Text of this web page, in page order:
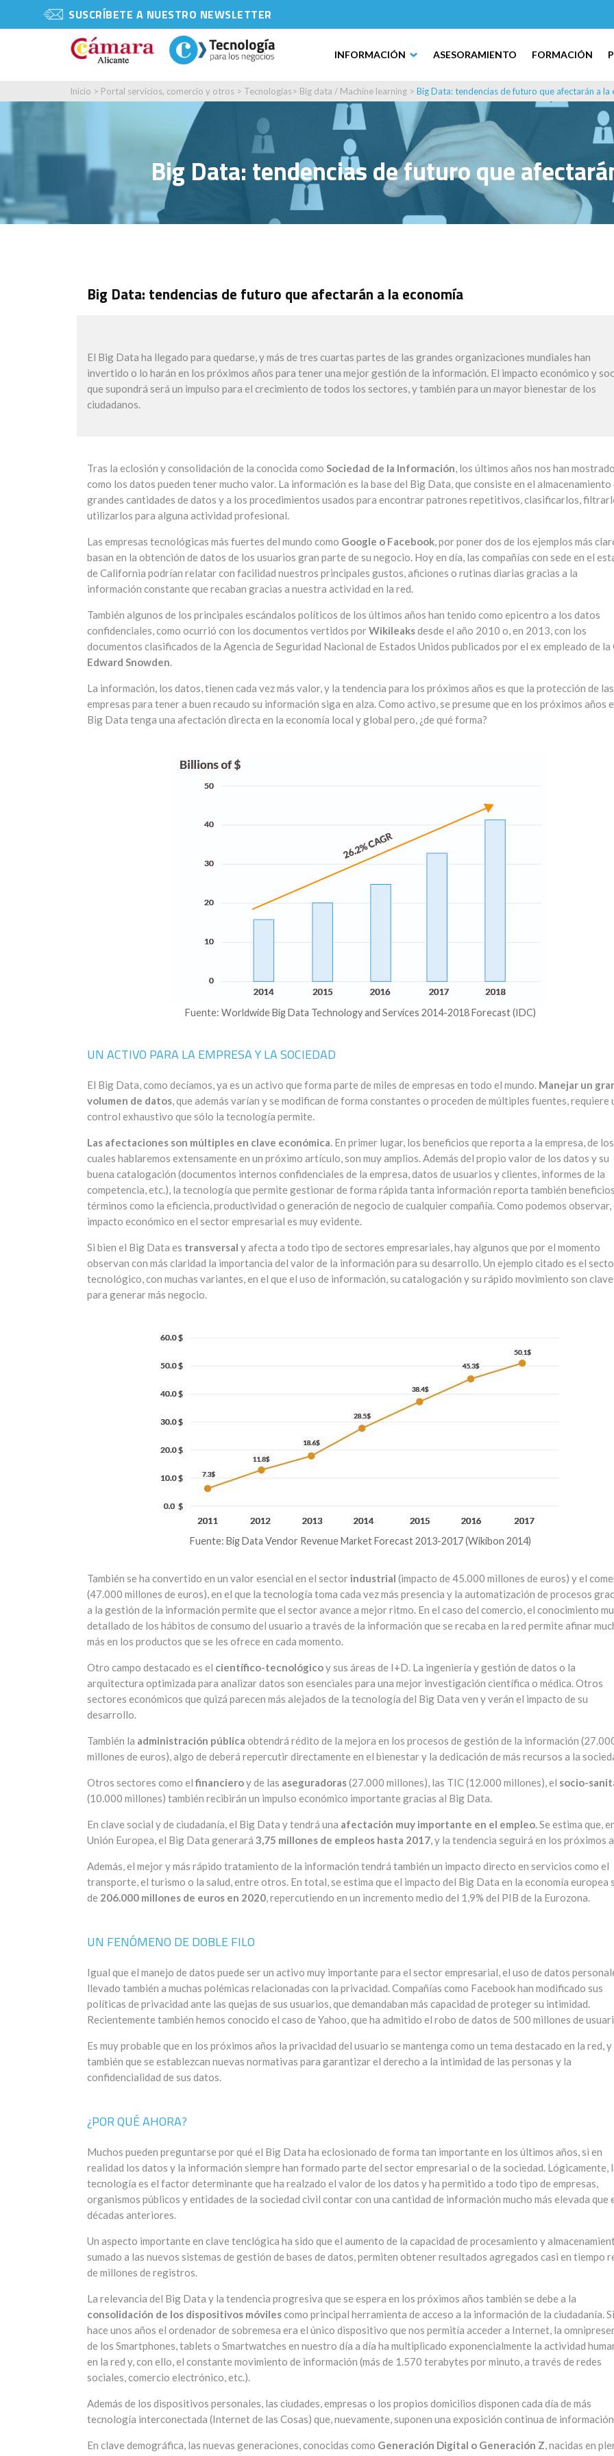
SUSCRÍBETE A NUESTRO NEWSLETTER
INFORMACIÓN ASESORAMIENTO FORMACIÓN
Inicio > Portal servicios, comercio y otros > Tecnologías> Big data / Machine learning > Big Data: tendencias de futuro que afectarán a la
Big Data: tendencias de futuro que
Big Data: tendencias de futuro que afectarán a la economía
El Big Data ha llegado para quedarse, y más de tres cuartas partes de las grandes organizaciones mundiales han
invertido o lo harán en los próximos años para tener una mejor gestión de la información. El impacto económico y
que supondrá será un impulso para el crecimiento de todos los sectores, y también para un mayor bienestar de los
ciudadanos.
Tras la eclosión y consolidación de la conocida como Sociedad de la Información, los últimos años nos han
como los datos pueden tener mucho valor. La información es la base del Big Data, que consiste en el almacenamiento
grandes cantidades de datos y a los procedimientos usados para encontrar patrones repetitivos, clasificarlos,
utilizarlos para alguna actividad profesional.
Las empresas tecnológicas más fuertes del mundo como Google o Facebook, por poner dos de los ejemplos más
basan en la obtención de datos de los usuarios gran parte de su negocio. Hoy en día, las compañías con sede en el
de California podrían relatar con facilidad nuestros principales gustos, aficiones o rutinas diarias gracias a la
información constante que recaban gracias a nuestra actividad en la red.
También algunos de los principales escándalos políticos de los últimos años han tenido como epicentro a los datos
confidenciales, como ocurrió con los documentos vertidos porWikileaksdesde el año 2010 o, en 2013, con los
documentos clasificados de la Agencia de Seguridad Nacional de Estados Unidos publicados por el ex empleado de la
Edward Snowden.
La información, los datos, tienen cada vez más valor, y la tendencia para los próximos años es que la protección de las
empresas para tener a buen recaudo su información siga en alza. Como activo, se presume que en los próximos años
Big Data tenga una afectación directa en la economía local y global pero, ¿de qué forma?
Fuente: Worldwide Big Data Technology and Services 2014-2018 Forecast (IDC)
UN ACTIVO PARA LA EMPRESA Y LA SOCIEDAD
El Big Data, como decíamos, ya es un activo que forma parte de miles de empresas en todo el mundo. Manejar un
volumen de datos, que además varían y se modifican de forma constantes o proceden de múltiples fuentes, requiere
control exhaustivo que sólo la tecnología permite.
Las afectaciones son múltiples en clave económica. En primer lugar, los beneficios que reporta a la empresa, de los
cuales hablaremos extensamente en un próximo artículo, son muy amplios. Además del propio valor de los datos y su
buena catalogación (documentos internos confidenciales de la empresa, datos de usuarios y clientes, informes de la
competencia, etc.), la tecnología que permite gestionar de forma rápida tanta información reporta también
términos como la eficiencia, productividad o generación de negocio de cualquier compañía. Como podemos observar,
impacto económico en el sector empresarial es muy evidente.
Si bien el Big Data es transversal y afecta a todo tipo de sectores empresariales, hay algunos que por el momento
observan con más claridad la importancia del valor de la información para su desarrollo. Un ejemplo citado es el
tecnológico, con muchas variantes, en el que el uso de información, su catalogación y su rápido movimiento son
para generar más negocio.
Fuente: Big Data Vendor Revenue Market Forecast 2013-2017 (Wikibon 2014)
También se ha convertido en un valor esencial en el sector industrial (impacto de 45.000 millones de euros) y el
(47.000 millones de euros), en el que la tecnología toma cada vez más presencia y la automatización de procesos
a la gestión de la información permite que el sector avance a mejor ritmo. En el caso del comercio, el conocimiento
detallado de los hábitos de consumo del usuario a través de la información que se recaba en la red permite afinar
más en los productos que se les ofrece en cada momento.
Otro campo destacado es el científico-tecnológicoy sus áreas de I+D. La ingeniería y gestión de datos o la
arquitectura optimizada para analizar datos son esenciales para una mejor investigación científica o médica. Otros
sectores económicos que quizá parecen más alejados de la tecnología del Big Data ven y verán el impacto de su
desarrollo.
También la administración pública obtendrá rédito de la mejora en los procesos de gestión de la información
millones de euros), algo de deberá repercutir directamente en el bienestar y la dedicación de más recursos a la
Otros sectores como el financieroy de las aseguradoras(27.000 millones), las TIC (12.000 millones), el socio-
(10.000 millones) también recibirán un impulso económico importante gracias al Big Data.
En clave social y de ciudadanía, el Big Data y tendrá una afectación muy importante en el empleo. Se estima que,
Unión Europea, el Big Data generará 3,75 millones de empleos hasta 2017, y la tendencia seguirá en los próximos
Además, el mejor y más rápido tratamiento de la información tendrá también un impacto directo en servicios como el
transporte, el turismo o la salud, entre otros. En total, se estima que el impacto del Big Data en la economía europea
de 206.000 millones de euros en 2020, repercutiendo en un incremento medio del 1,9% del PIB de la Eurozona.
UN FENÓMENO DE DOBLE FILO
Igual que el manejo de datos puede ser un activo muy importante para el sector empresarial, el uso de datos
llevado también a muchas polémicas relacionadas con la privacidad. Compañías como Facebook han modificado sus
políticas de privacidad ante las quejas de sus usuarios, que demandaban más capacidad de proteger su intimidad.
Recientemente también hemos conocido el caso de Yahoo, que ha admitido el robo de datos de 500 millones de
Es muy probable que en los próximos años la privacidad del usuario se mantenga como un tema destacado en la red, y
también que se establezcan nuevas normativas para garantizar el derecho a la intimidad de las personas y la
confidencialidad de sus datos.
¿POR QUÉ AHORA?
Muchos pueden preguntarse por qué el Big Data ha eclosionado de forma tan importante en los últimos años, si en
realidad los datos y la información siempre han formado parte del sector empresarial o de la sociedad. Lógicamente,
tecnología es el factor determinante que ha realzado el valor de los datos y ha permitido a todo tipo de empresas,
organismos públicos y entidades de la sociedad civil contar con una cantidad de información mucho más elevada que
décadas anteriores.
Un aspecto importante en clave tenclógica ha sido que el aumento de la capacidad de procesamiento y
sumado a las nuevos sistemas de gestión de bases de datos, permiten obtener resultados agregados casi en tiempo
de millones de registros.
La relevancia del Big Data y la tendencia progresiva que se espera en los próximos años también se debe a la
consolidación de los dispositivos móvilescomo principal herramienta de acceso a la información de la ciudadanía. Si
hace unos años el ordenador de sobremesa era el único dispositivo que nos permitía acceder a Internet, la
de los Smartphones, tablets o Smartwatches en nuestro día a día ha multiplicado exponencialmente la actividad
en la red y, con ello, el constante movimiento de información (más de 1.570 terabytes por minuto, a través de redes
sociales, comercio electrónico, etc.).
Además de los dispositivos personales, las ciudades, empresas o los propios domicilios disponen cada día de más
tecnología interconectada (Internet de las Cosas) que, nuevamente, suponen una exposición continua de
En clave demográfica, las nuevas generaciones, conocidas como Generación Digital o Generación Z, nacidas en